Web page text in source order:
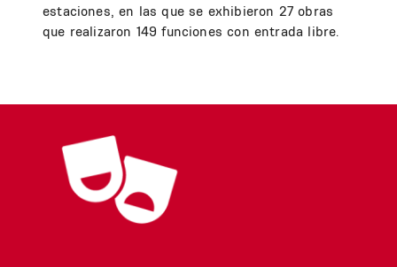
estaciones, en las que se exhibieron 27 obras
que realizaron 149 funciones con entrada libre.